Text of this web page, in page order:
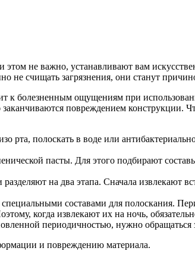
не важно, устанавливают вам
не счищать загрязнения, они станут
к болезненным ощущениям при
повреждением
полоскать в воде или
пасты. Для этого подбирают
на два этапа. Сначала извлекают
составами для полоскания.
когда извлекают их на ночь,
периодичностью, нужно обращаться
и повреждению материала.